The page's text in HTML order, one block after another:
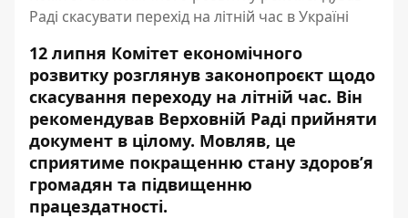
Раді скасувати перехід на літній час в Україні
12 липня Комітет економічного
розвитку розглянув законопроєкт щодо
скасування переходу на літній час. Він
рекомендував Верховній Раді прийняти
документ в цілому. Мовляв, це
сприятиме покращенню стану здоров’я
громадян та підвищенню
працездатності.